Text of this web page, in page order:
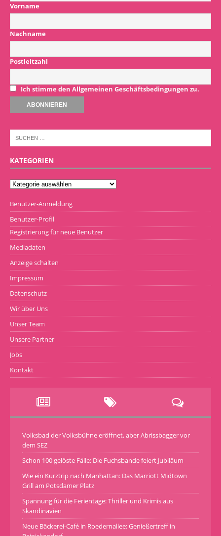
Vorname
Nachname
Postleitzahl
Ich stimme den Allgemeinen Geschäftsbedingungen zu.
KATEGORIEN
Benutzer-Anmeldung
Benutzer-Profil
Registrierung für neue Benutzer
Mediadaten
Anzeige schalten
Impressum
Datenschutz
Wir über Uns
Unser Team
Unsere Partner
Jobs
Kontakt
Volksbad der Volksbühne eröffnet, aber Abrissbagger vor
dem SEZ
Schon 100 gelöste Fälle: Die Fuchsbande feiert Jubiläum
Wie ein Kurztrip nach Manhattan: Das Marriott Midtown
Grill am Potsdamer Platz
Spannung für die Ferientage: Thriller und Krimis aus
Skandinavien
Neue Bäckerei-Café in Roedernallee: Genießertreff in